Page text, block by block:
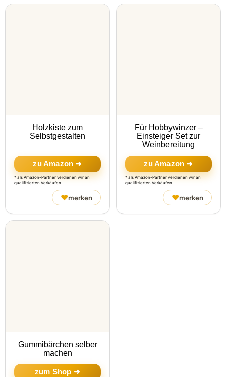
Holzkiste zum
Selbstgestalten
zu Amazon ➜
* als Amazon-Partner verdienen wir an
qualifizierten Verkäufen
♥merken
Für Hobbywinzer –
Einsteiger Set zur
Weinbereitung
zu Amazon ➜
* als Amazon-Partner verdienen wir an
qualifizierten Verkäufen
♥merken
Gummibärchen selber
machen
zum Shop ➜